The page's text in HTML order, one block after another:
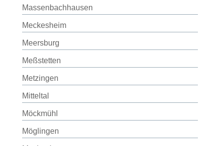
Massenbachhausen
Meckesheim
Meersburg
Meßstetten
Metzingen
Mitteltal
Möckmühl
Möglingen